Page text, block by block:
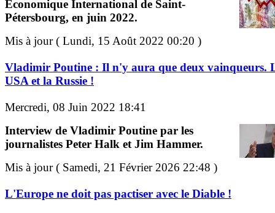
Économique International de Saint-
Pétersbourg, en juin 2022.
Mis à jour ( Lundi, 15 Août 2022 00:20 )
Vladimir Poutine : Il n'y aura que deux vainqueurs.
USA et la Russie !
Mercredi, 08 Juin 2022 18:41
Interview de Vladimir Poutine par les
journalistes Peter Halk et Jim Hammer.
Mis à jour ( Samedi, 21 Février 2026 22:48 )
L'Europe ne doit pas pactiser avec le Diable !